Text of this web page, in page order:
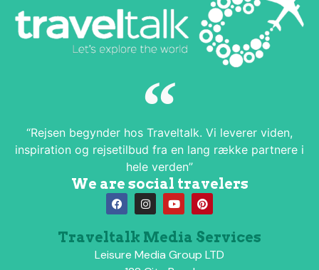
“Rejsen begynder hos Traveltalk. Vi leverer viden,
inspiration og rejsetilbud fra en lang række partnere i
hele verden”
We are social travelers
Traveltalk Media Services
Leisure Media Group LTD